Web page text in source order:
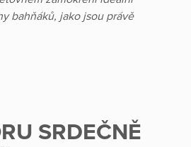
bahňáků, jako jsou právě
SRDEČNĚ